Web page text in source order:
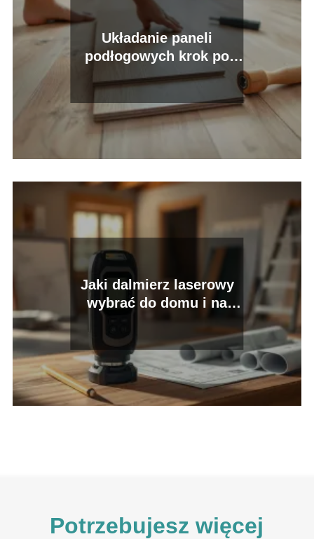
Układanie paneli
podłogowych krok po
kroku – praktyczny
Jaki dalmierz laserowy
wybrać do domu i na
budowę?
Potrzebujesz więcej